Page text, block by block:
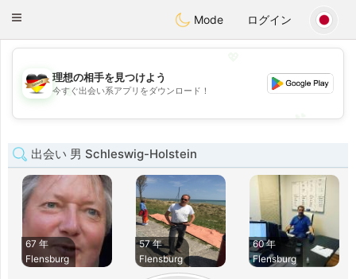
Deutsch Dating
Toggle
Mode ログイン
💖
理想の相手を見つけよう
今すぐ出会い系アプリをダウンロード！
出会い 男 Schleswig-Holstein
67 年
Flensburg
57 年
Flensburg
60 年
Flensburg